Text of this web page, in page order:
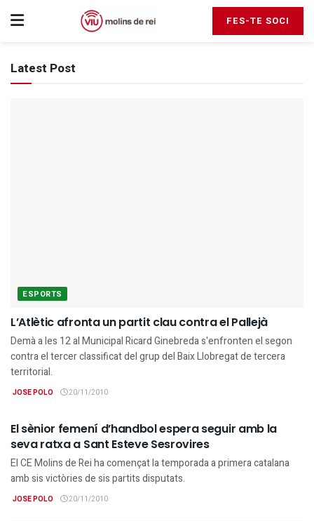
FES-TE SOCI
Latest Post
ESPORTS
L’Atlètic afronta un partit clau contra el Pallejà
Demà a les 12 al Municipal Ricard Ginebreda s'enfronten el segon
contra el tercer classificat del grup del Baix Llobregat de tercera
territorial.
JOSE POLO 20/11/2010
El sènior femení d’handbol espera seguir amb la
seva ratxa a Sant Esteve Sesrovires
El CE Molins de Rei ha començat la temporada a primera catalana
amb sis victòries de sis partits disputats.
JOSE POLO 20/11/2010